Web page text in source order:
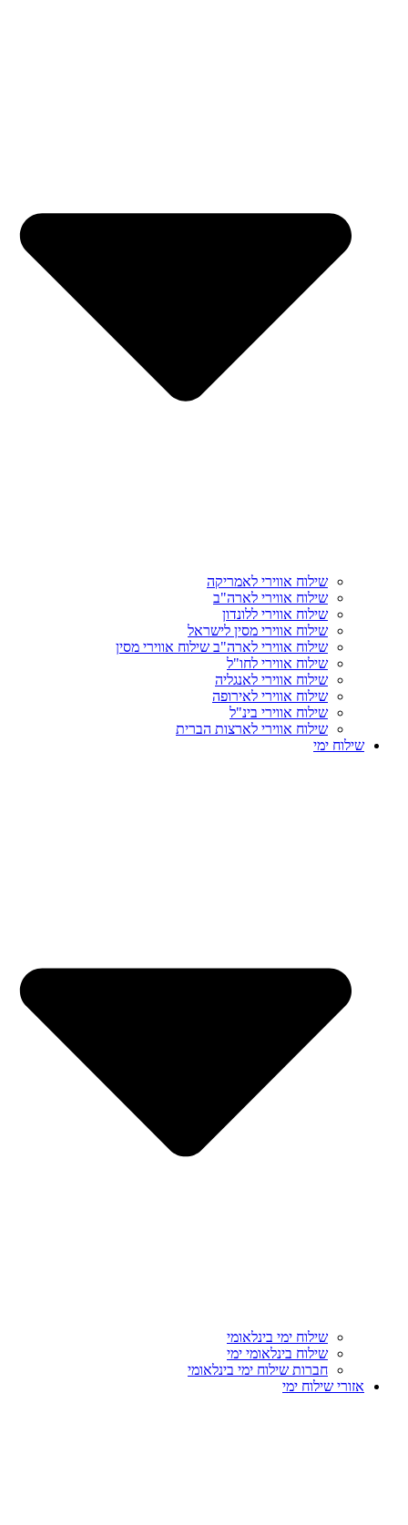
שילוח אווירי לאמריקה
שילוח אווירי לארה"ב
שילוח אווירי ללונדון
שילוח אווירי מסין לישראל
שילוח אווירי לארה"ב שילוח אווירי מסין
שילוח אווירי לחו"ל
שילוח אווירי לאנגליה
שילוח אווירי לאירופה
שילוח אווירי בינ"ל
שילוח אווירי לארצות הברית
שילוח ימי
שילוח ימי בינלאומי
שילוח בינלאומי ימי
חברות שילוח ימי בינלאומי
אזורי שילוח ימי